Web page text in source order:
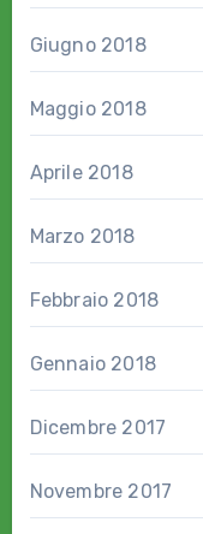
Giugno 2018
Maggio 2018
Aprile 2018
Marzo 2018
Febbraio 2018
Gennaio 2018
Dicembre 2017
Novembre 2017